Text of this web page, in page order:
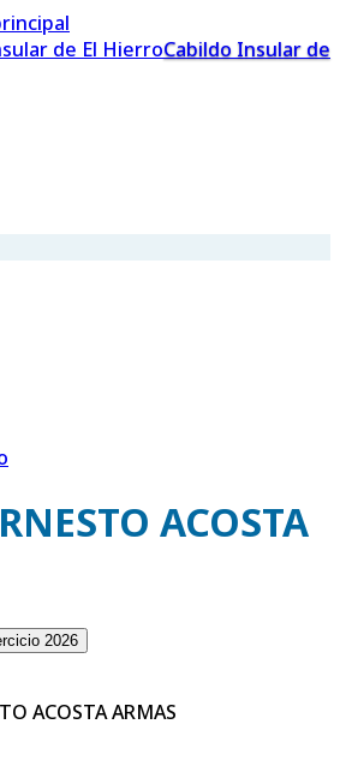
Cabildo Insular de
ACOSTA
2026
ACOSTA ARMAS